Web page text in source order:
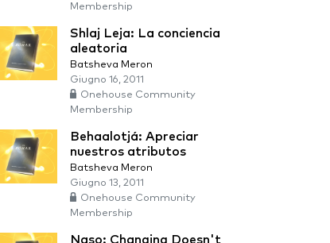
Membership
Shlaj Leja: La conciencia
aleatoria
Batsheva Meron
Giugno 16, 2011
Onehouse Community
Membership
Behaalotjá: Apreciar
nuestros atributos
Batsheva Meron
Giugno 13, 2011
Onehouse Community
Membership
Naso: Changing Doesn't